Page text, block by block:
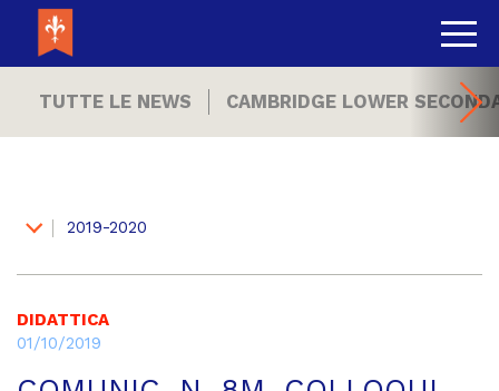
TUTTE LE NEWS CAMBRIDGE LOWER
2019-2020
DIDATTICA
01/10/2019